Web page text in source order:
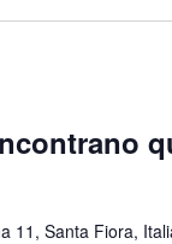
11, Santa Fiora,